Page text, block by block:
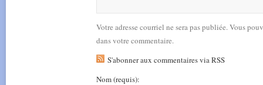
Votre adresse courriel ne sera pas publiée. Vous
dans votre commentaire.
S'abonner aux commentaires via RSS
Nom(requis):